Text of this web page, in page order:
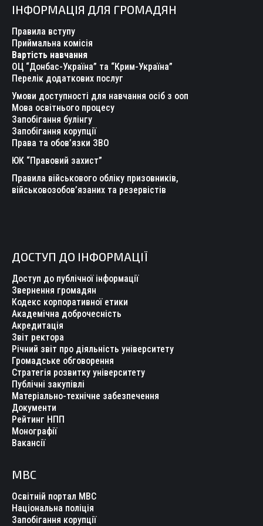
opens
in
new
window
opens
in
new
window
opens
in
new
window
opens
in
new
window
opens
new
opens
ІНФОРМАЦІЯ ДЛЯ ГРОМАДЯН
Правила вступу
Приймальна комісія
Вартість навчання
ОЦ “Донбас-Україна” та “Крим-Україна”
Перелік додаткових послуг
Умови доступності для навчання осіб з ооп
Мова освітнього процесу
Запобігання булінгу
Запобігання корупції
Права та обов’язки ЗВО
ЮК “Правовий захист”
Правила військового обліку призовників,
військовозобов’язаних та резервістів
ДОСТУП ДО ІНФОРМАЦІЇ
Доступ до публічної інформації
Звернення громадян
Кодекс корпоративної етики
Академічна доброчесність
Акредитація
Звіт ректора
Річний звіт про діяльність університету
Громадське обговорення
Стратегія розвитку університету
Публічні закупівлі
Матеріально-технічне забезпечення
Документи
Рейтинг НПП
Монографії
Вакансії
МВС
Освітній портал МВС
Національна поліція
Запобігання корупції